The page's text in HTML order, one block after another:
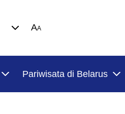
AA
Pariwisata di Belarus